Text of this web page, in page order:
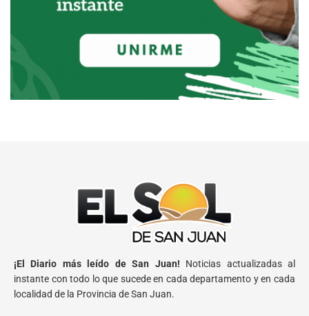
¡El Diario más leído de San Juan! Noticias actualizadas al
instante con todo lo que sucede en cada departamento y en cada
localidad de la Provincia de San Juan.